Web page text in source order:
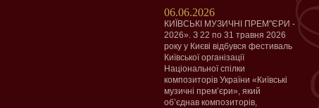
06.06.2026
КИЇВСЬКІ МУЗИЧНІ ПРЕМ"ЄРИ -
2026». З 22 по 31 травня 2026
року у Києві відбувся фестиваль
Київської організації
Національної спілки
композиторів України «Київські
музичні прем’єри», який
об’єднав композиторів,